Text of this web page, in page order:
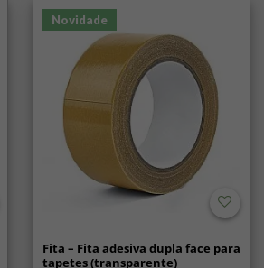
Novidade
Fita – Fita adesiva dupla face para
tapetes (transparente)